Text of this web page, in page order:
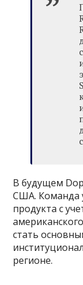
В будущем
США. Команда
продукта с
стать
регионе.